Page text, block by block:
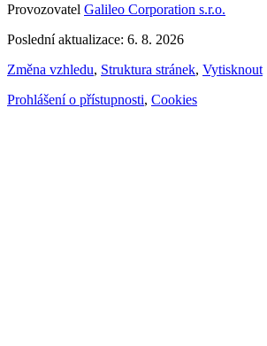
Provozovatel Galileo Corporation s.r.o.
Poslední aktualizace: 6. 8. 2026
Změna vzhledu, Struktura stránek, Vytisknout
Prohlášení o přístupnosti, Cookies